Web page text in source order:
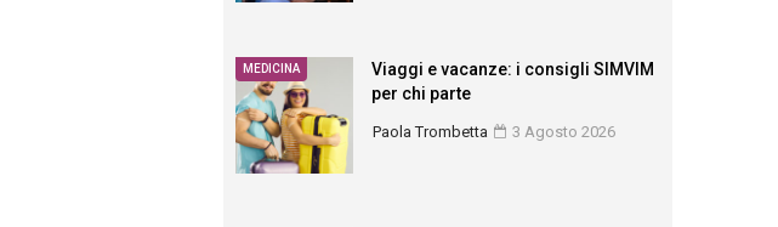
MEDICINA
Viaggi e vacanze: i consigli SIMVIM
per chi parte
Paola Trombetta 3 Agosto 2026